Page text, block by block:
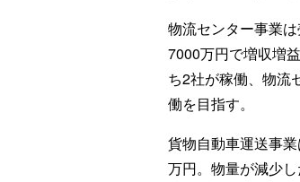
物流センター事業
7000万円で増収増
ち2社が稼働、物流
働を目指す。
貨物自動車運送事
万円。物量が減少